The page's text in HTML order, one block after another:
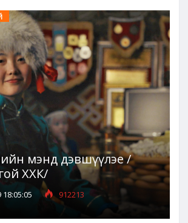
мэнд дэвшүүлэе /
ХХК/
18:05:05 912213